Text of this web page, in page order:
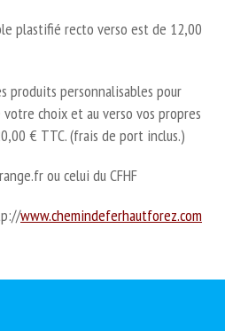
plastifié recto verso est de 12,00
produits personnalisables pour
choix et au verso vos propres
€ TTC. (frais de port inclus.)
ou celui du CFHF
www.chemindeferhautforez.com